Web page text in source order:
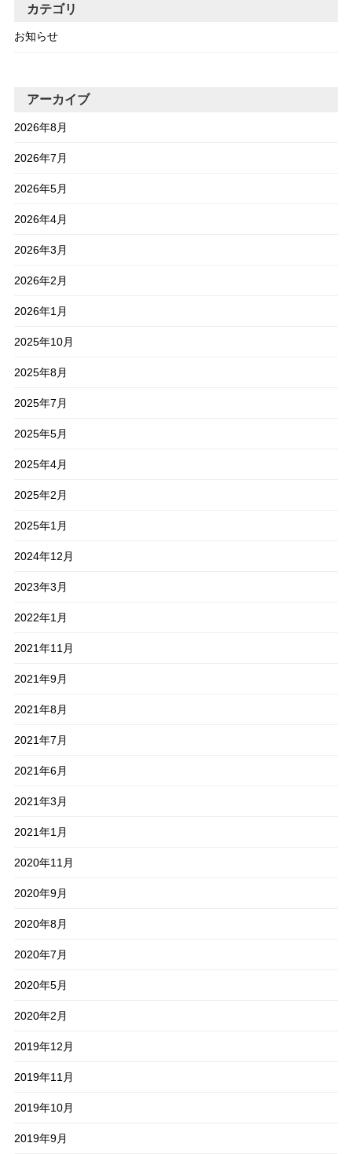
カテゴリ
お知らせ
アーカイブ
2026年8月
2026年7月
2026年5月
2026年4月
2026年3月
2026年2月
2026年1月
2025年10月
2025年8月
2025年7月
2025年5月
2025年4月
2025年2月
2025年1月
2024年12月
2023年3月
2022年1月
2021年11月
2021年9月
2021年8月
2021年7月
2021年6月
2021年3月
2021年1月
2020年11月
2020年9月
2020年8月
2020年7月
2020年5月
2020年2月
2019年12月
2019年11月
2019年10月
2019年9月